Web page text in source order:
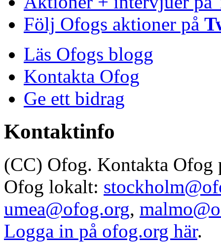
Följ Ofogs aktioner på
Läs Ofogs blogg
Kontakta Ofog
Ge ett bidrag
Kontaktinfo
(CC) Ofog. Kontakta Ofog
Ofog lokalt:
umea@ofog.org,
Logga in på ofog.org här.